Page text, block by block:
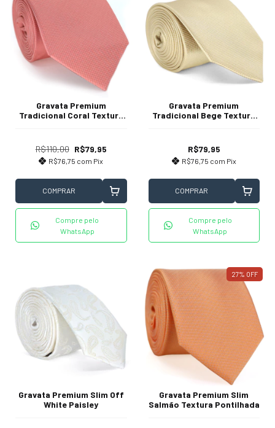
Gravata Premium
Tradicional Coral Textura
R$110,00 R$79,95
R$76,75 com Pix
COMPRAR
Compre pelo
WhatsApp
Gravata Premium
Tradicional Bege Textura
R$79,95
R$76,75 com Pix
COMPRAR
Compre pelo
WhatsApp
Gravata Premium Slim Off
White Paisley
27% OFF
Gravata Premium Slim
Salmão Textura Pontilhada